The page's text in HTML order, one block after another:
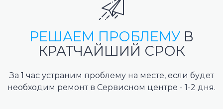
РЕШАЕМ ПРОБЛЕМУ В
КРАТЧАЙШИЙ СРОК
За 1 час устраним проблему на месте, если будет
необходим ремонт в Сервисном центре - 1-2 дня.